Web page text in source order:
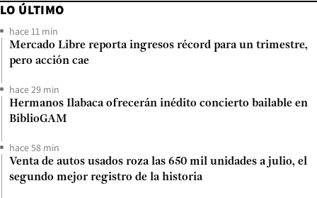
LO ÚLTIMO
hace 11 min
Mercado Libre reporta ingresos récord para un trimestre,
pero acción cae
hace 29 min
Hermanos Ilabaca ofrecerán inédito concierto bailable en
BiblioGAM
hace 58 min
Venta de autos usados roza las 650 mil unidades a julio, el
segundo mejor registro de la historia